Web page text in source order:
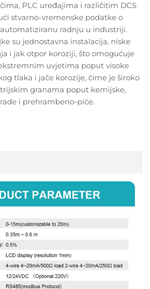
PLC uređajima i različitim DCS
stvarno-vremenske podatke o
radnju u industriji.
su jednostavna instalacija, niske
i jak otpor koroziji, što omogućuje
uvjetima poput visoke
tlaka i jače korozije, čime je široko
granama poput kemijske,
i prehrambeno-piće.